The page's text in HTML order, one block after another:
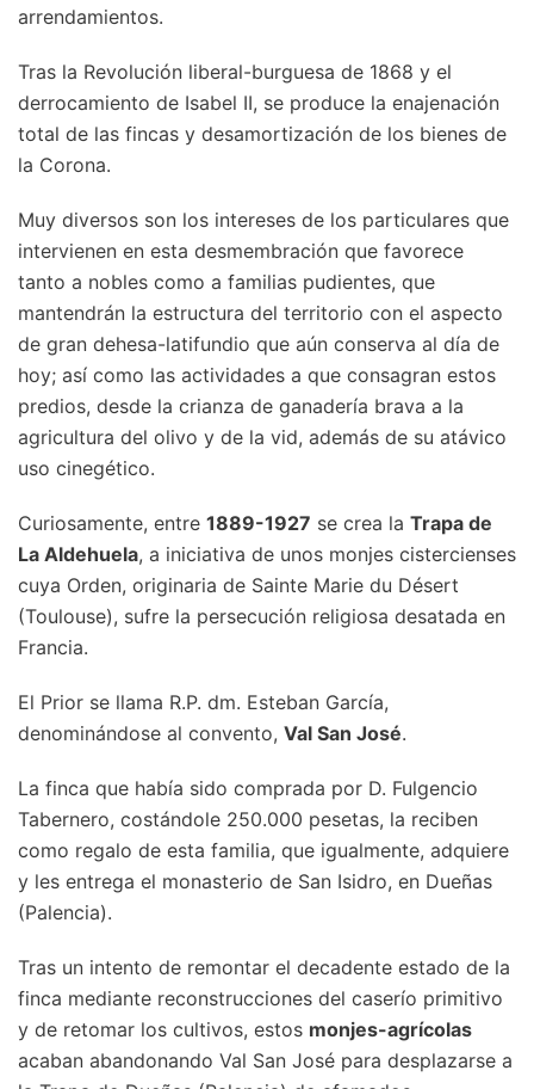
arrendamientos.
Tras la Revolución liberal-burguesa de 1868 y el
derrocamiento de Isabel II, se produce la enajenación
total de las fincas y desamortización de los bienes de
la Corona.
Muy diversos son los intereses de los particulares que
intervienen en esta desmembración que favorece
tanto a nobles como a familias pudientes, que
mantendrán la estructura del territorio con el aspecto
de gran dehesa-latifundio que aún conserva al día de
hoy; así como las actividades a que consagran estos
predios, desde la crianza de ganadería brava a la
agricultura del olivo y de la vid, además de su atávico
uso cinegético.
Curiosamente, entre 1889-1927 se crea la Trapa de
La Aldehuela, a iniciativa de unos monjes cistercienses
cuya Orden, originaria de Sainte Marie du Désert
(Toulouse), sufre la persecución religiosa desatada en
Francia.
El Prior se llama R.P. dm. Esteban García,
denominándose al convento, Val San José.
La finca que había sido comprada por D. Fulgencio
Tabernero, costándole 250.000 pesetas, la reciben
como regalo de esta familia, que igualmente, adquiere
y les entrega el monasterio de San Isidro, en Dueñas
(Palencia).
Tras un intento de remontar el decadente estado de la
finca mediante reconstrucciones del caserío primitivo
y de retomar los cultivos, estos monjes-agrícolas
acaban abandonando Val San José para desplazarse a